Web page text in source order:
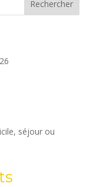
Rechercher
séjour ou